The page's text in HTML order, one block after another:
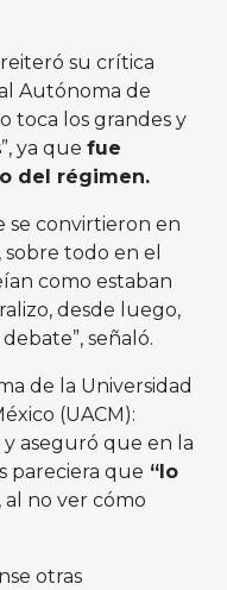
su crítica
Autónoma de
toca los grandes y
ya que fue
del régimen.
se convirtieron en
todo en el
como estaban
desde luego,
señaló.
de la Universidad
(UACM):
y aseguró que en la
pareciera que “lo
, al no ver cómo
otras